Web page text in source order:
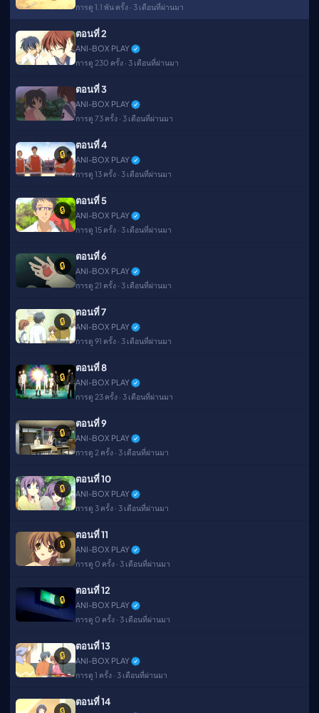
การดู 1.1 พัน ครั้ง · 3 เดือนที่ผ่านมา
ตอนที่ 2
ANI-BOX PLAY
การดู 230 ครั้ง · 3 เดือนที่ผ่านมา
ตอนที่ 3
ANI-BOX PLAY
การดู 73 ครั้ง · 3 เดือนที่ผ่านมา
🔒
ตอนที่ 4
ANI-BOX PLAY
การดู 13 ครั้ง · 3 เดือนที่ผ่านมา
🔒
ตอนที่ 5
ANI-BOX PLAY
การดู 15 ครั้ง · 3 เดือนที่ผ่านมา
🔒
ตอนที่ 6
ANI-BOX PLAY
การดู 21 ครั้ง · 3 เดือนที่ผ่านมา
🔒
ตอนที่ 7
ANI-BOX PLAY
การดู 91 ครั้ง · 3 เดือนที่ผ่านมา
🔒
ตอนที่ 8
ANI-BOX PLAY
การดู 23 ครั้ง · 3 เดือนที่ผ่านมา
🔒
ตอนที่ 9
ANI-BOX PLAY
การดู 2 ครั้ง · 3 เดือนที่ผ่านมา
🔒
ตอนที่ 10
ANI-BOX PLAY
การดู 3 ครั้ง · 3 เดือนที่ผ่านมา
🔒
ตอนที่ 11
ANI-BOX PLAY
การดู 0 ครั้ง · 3 เดือนที่ผ่านมา
🔒
ตอนที่ 12
ANI-BOX PLAY
การดู 0 ครั้ง · 3 เดือนที่ผ่านมา
🔒
ตอนที่ 13
ANI-BOX PLAY
การดู 1 ครั้ง · 3 เดือนที่ผ่านมา
ตอนที่ 14